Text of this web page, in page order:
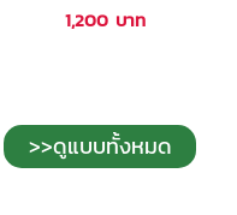
1,200 บาท
>>ดูแบบทั้งหมด